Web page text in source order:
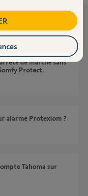
Protect.
alarme Protexiom ?